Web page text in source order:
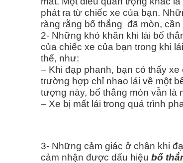
phát ra từ chiếc xe của bạn.
ràng rằng bố thắng đã mòn,
2- Những khó khăn khi lái bố
của chiếc xe của bạn trong khi
thế, như:
– Khi đạp phanh, bạn có thấy
trường hợp chỉ nhao lái về một
tượng này, bố thắng mòn vẫn là
– Xe bị mất lái trong quá trình
3- Những cảm giác ở chân khi
cảm nhận được dấu hiệu bố